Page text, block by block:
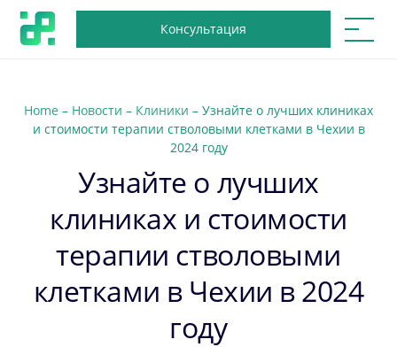
Консультация
Home – Новости – Клиники – Узнайте о лучших клиниках
и стоимости терапии стволовыми клетками в Чехии в
2024 году
Узнайте о лучших
клиниках и стоимости
терапии стволовыми
клетками в Чехии в 2024
году